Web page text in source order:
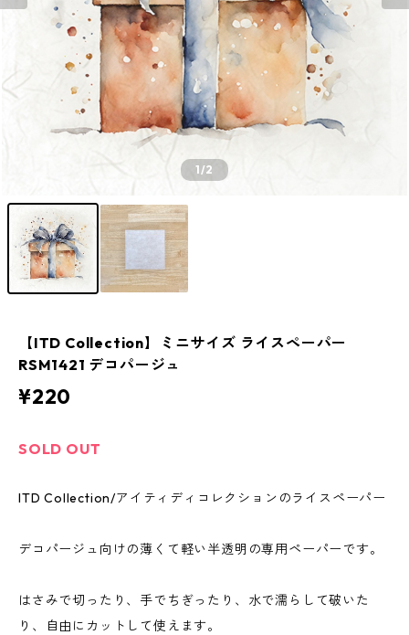
1/2
【ITD Collection】ミニサイズ ライスペーパー
RSM1421 デコパージュ
¥220
SOLD OUT
ITD Collection/アイティディコレクションのライスペーパー
デコパージュ向けの薄くて軽い半透明の専用ペーパーです。
はさみで切ったり、手でちぎったり、水で濡らして破いた
り、自由にカットして使えます。